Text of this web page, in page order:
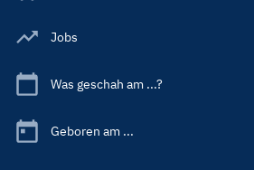
Jobs
Was geschah am ...?
Geboren am ...